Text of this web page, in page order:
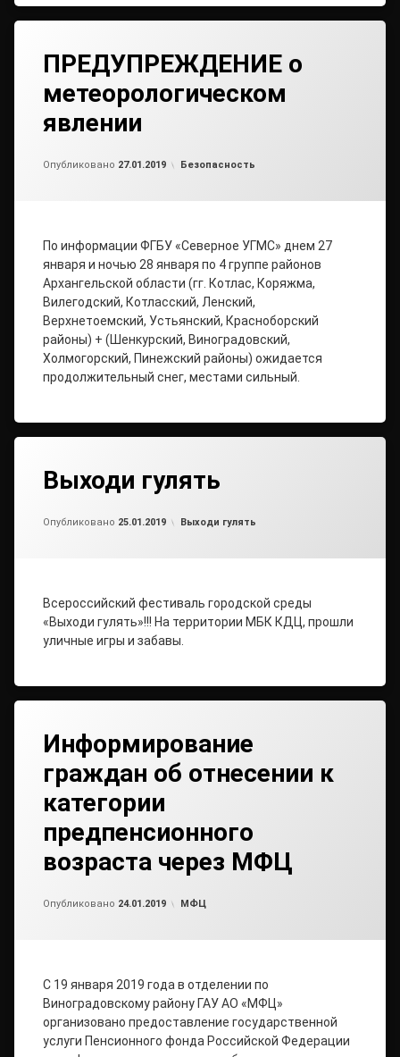
ПРЕДУПРЕЖДЕНИЕ о
метеорологическом
явлении
Опубликовано 27.01.2019 Рубрики:
Безопасность
По информации ФГБУ «Северное УГМС» днем 27
января и ночью 28 января по 4 группе районов
Архангельской области (гг. Котлас, Коряжма,
Вилегодский, Котласский, Ленский,
Верхнетоемский, Устьянский, Красноборский
районы) + (Шенкурский, Виноградовский,
Холмогорский, Пинежский районы) ожидается
продолжительный снег, местами сильный.
Выходи гулять
Опубликовано 25.01.2019 Рубрики:
Выходи гулять
Всероссийский фестиваль городской среды
«Выходи гулять»!!! На территории МБК КДЦ, прошли
уличные игры и забавы.
Информирование
граждан об отнесении к
категории
предпенсионного
возраста через МФЦ
Опубликовано 24.01.2019
Обновлено на
отadmin2
Рубрики:
МФЦ
С 19 января 2019 года в отделении по
Виноградовскому району ГАУ АО «МФЦ»
организовано предоставление государственной
услуги Пенсионного фонда Российской Федерации